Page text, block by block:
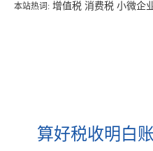
本站热词: 增值税 消费税 小微企
算好税收明白